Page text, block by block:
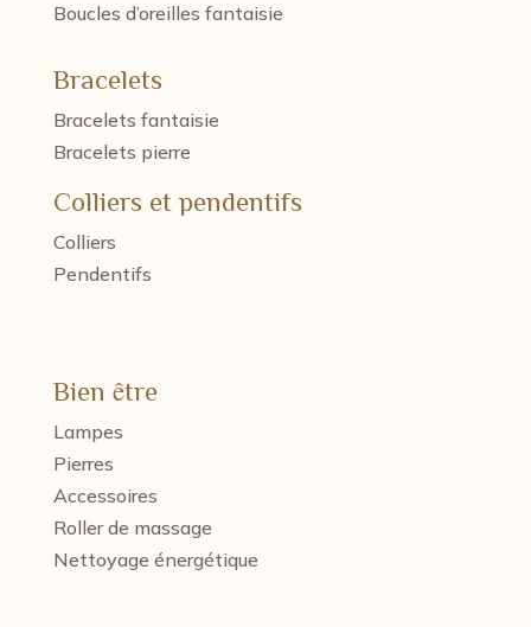
Boucles d’oreilles fantaisie
Bracelets
Bracelets fantaisie
Bracelets pierre
Colliers et pendentifs
Colliers
Pendentifs
Bien être
Lampes
Pierres
Accessoires
Roller de massage
Nettoyage énergétique